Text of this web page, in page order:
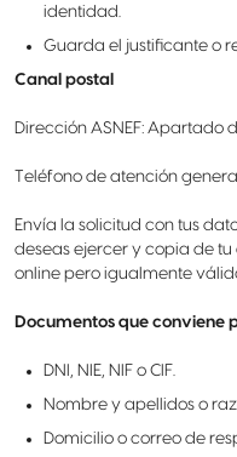
identidad.
Guarda el justificante o
Canal postal
Dirección ASNEF: Apartado
Teléfono de atención general
Envía la solicitud con tus
deseas ejercer y copia de tu
online pero igualmente
Documentos que conviene
DNI, NIE, NIF o CIF.
Nombre y apellidos o
Domicilio o correo de